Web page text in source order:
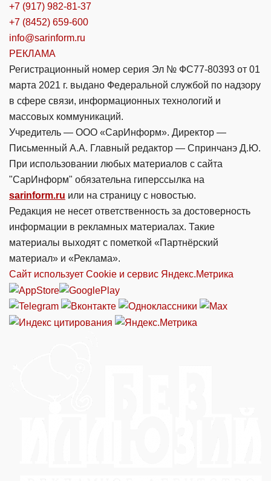
+7 (917) 982-81-37
+7 (8452) 659-600
info@sarinform.ru
РЕКЛАМА
Регистрационный номер серия Эл № ФС77-80393 от 01
марта 2021 г. выдано Федеральной службой по надзору
в сфере связи, информационных технологий и
массовых коммуникаций.
Учредитель — ООО «СарИнформ». Директор —
Письменный А.А. Главный редактор — Спринчанэ Д.Ю.
При использовании любых материалов с сайта
"СарИнформ" обязательна гиперссылка на
sarinform.ru или на страницу с новостью.
Редакция не несет ответственность за достоверность
информации в рекламных материалах. Такие
материалы выходят с пометкой «Партнёрский
материал» и «Реклама».
Сайт использует Cookie и сервиc Яндекс.Метрика